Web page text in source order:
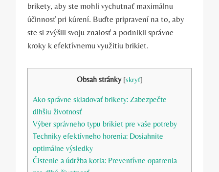
brikety, aby ste mohli⁤ vychutnať maximálnu
účinnosť pri kúrení. Buďte pripravení na to, aby
ste si zvýšili svoju znalosť a podnikli správne
kroky k ⁤efektívnemu využitiu brikiet.
Obsah stránky [skryť]
Ako správne skladovať brikety: Zabezpečte
dlhšiu ⁤životnosť
Výber správneho typu brikiet pre ⁤vaše potreby
Techniky efektívneho horenia: Dosiahnite
optimálne výsledky
Čistenie a údržba kotla: Preventívne ‌opatrenia